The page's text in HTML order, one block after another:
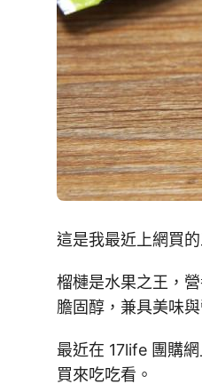
這是我最近上網買
榴槤是水果之王，
膽固醇，兼具美味
最近在 17life 團購
買來吃吃看。